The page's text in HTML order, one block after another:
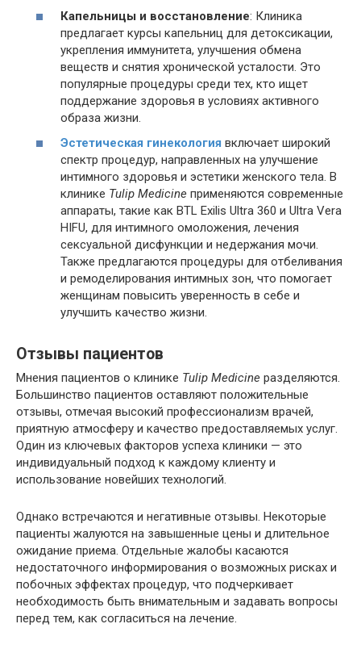
Капельницы и восстановление: Клиника
предлагает курсы капельниц для детоксикации,
укрепления иммунитета, улучшения обмена
веществ и снятия хронической усталости. Это
популярные процедуры среди тех, кто ищет
поддержание здоровья в условиях активного
образа жизни​.
Эстетическая гинекология включает широкий
спектр процедур, направленных на улучшение
интимного здоровья и эстетики женского тела. В
клинике Tulip Medicine применяются современные
аппараты, такие как BTL Exilis Ultra 360 и Ultra Vera
HIFU, для интимного омоложения, лечения
сексуальной дисфункции и недержания мочи.
Также предлагаются процедуры для отбеливания
и ремоделирования интимных зон, что помогает
женщинам повысить уверенность в себе и
улучшить качество жизни​.
Отзывы пациентов
Мнения пациентов о клинике Tulip Medicine разделяются.
Большинство пациентов оставляют положительные
отзывы, отмечая высокий профессионализм врачей,
приятную атмосферу и качество предоставляемых услуг.
Один из ключевых факторов успеха клиники — это
индивидуальный подход к каждому клиенту и
использование новейших технологий.
Однако встречаются и негативные отзывы. Некоторые
пациенты жалуются на завышенные цены и длительное
ожидание приема. Отдельные жалобы касаются
недостаточного информирования о возможных рисках и
побочных эффектах процедур, что подчеркивает
необходимость быть внимательным и задавать вопросы
перед тем, как согласиться на лечение.